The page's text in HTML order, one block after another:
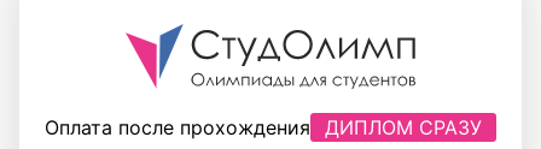
Оплата после прохождения ДИПЛОМ СРАЗУ